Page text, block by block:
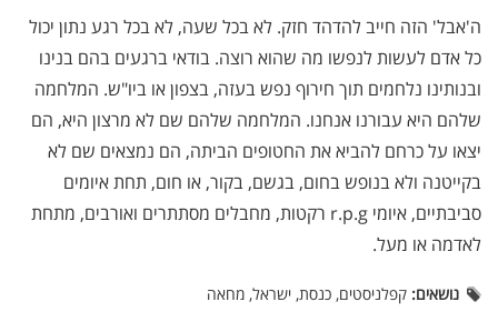
ה'אבל' הזה חייב להדהד חזק. לא בכל שעה, לא בכל רגע נתון יכול
כל אדם לעשות לנפשו מה שהוא רוצה. בודאי ברגעים בהם בנינו
ובנותינו נלחמים תוך חירוף נפש בעזה, בצפון או ביו"ש. המלחמה
שלהם היא עבורנו אנחנו. המלחמה שלהם שם לא מרצון היא, הם
יצאו על כרחם להביא את החטופים הביתה, הם נמצאים שם לא
בקייטנה ולא בנופש בחום, בגשם, בקור, או חום, תחת איומים
סביבתיים, איומי r.p.g רקטות, מחבלים מסתתרים ואורבים, מתחת
לאדמה או מעל.
נושאים: קפלניסטים, כנסת, ישראל, מחאה